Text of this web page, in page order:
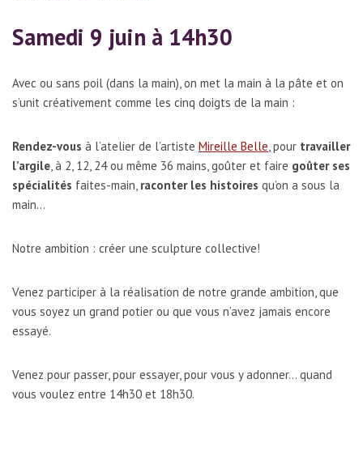
Samedi 9 juin à 14h30
Avec ou sans poil (dans la main), on met la main à la pâte et on
s’unit créativement comme les cinq doigts de la main :
Rendez-vous à l’atelier de l’artiste Mireille Belle , pour travailler
l’argile , à 2, 12, 24 ou même 36 mains, goûter et faire goûter ses
spécialités faites-main, raconter les histoires qu’on a sous la
main…
Notre ambition : créer une sculpture collective!
Venez participer à la réalisation de notre grande ambition, que
vous soyez un grand potier ou que vous n’avez jamais encore
essayé.
Venez pour passer, pour essayer, pour vous y adonner… quand
vous voulez entre 14h30 et 18h30.